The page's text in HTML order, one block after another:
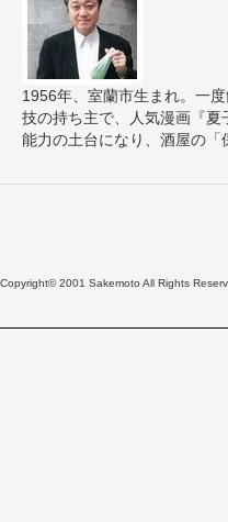
1956年、室蘭市生まれ。一
技の持ち主で、人気漫画『
能力の土台になり、酒屋の「
Copyright© 2001 Sakemoto All Rights